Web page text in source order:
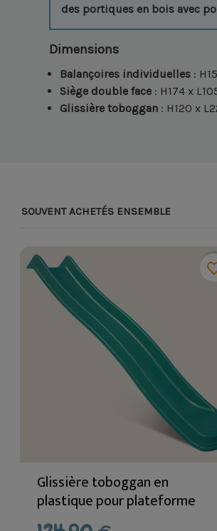
des portiques en bois avec
Dimensions
Balançoires individuelles :
Siège double face : H174 x
Glissière toboggan : H120 x
SOUVENT ACHETÉS ENSEMBLE
Glissière toboggan en
plastique pour plateforme
120 cm